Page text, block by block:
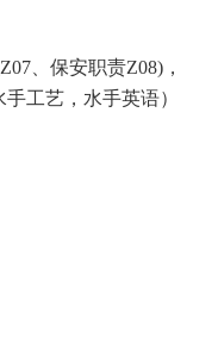
、保安职责Z08)，
工艺，水手英语）